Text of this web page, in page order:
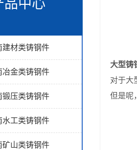
品中心
建材类铸钢件
冶金类铸钢件
锻压类铸钢件
水工类铸钢件
矿山类铸钢件
大型铸
对于大
但是呢